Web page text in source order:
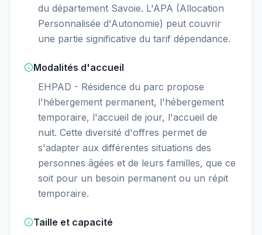
du département Savoie. L'APA (Allocation
Personnalisée d'Autonomie) peut couvrir
une partie significative du tarif dépendance.
Modalités d'accueil
EHPAD - Résidence du parc propose
l'hébergement permanent, l'hébergement
temporaire, l'accueil de jour, l'accueil de
nuit. Cette diversité d'offres permet de
s'adapter aux différentes situations des
personnes âgées et de leurs familles, que ce
soit pour un besoin permanent ou un répit
temporaire.
Taille et capacité